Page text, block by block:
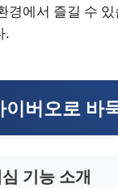
경에서 즐길 수
.
이버오로 바
기능 소개